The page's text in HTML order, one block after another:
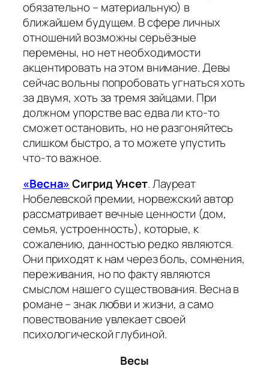
обязательно – материальную) в
ближайшем будущем. В сфере личных
отношений возможны серьёзные
перемены, но нет необходимости
акцентировать на этом внимание. Девы
сейчас вольны попробовать угнаться хоть
за двумя, хоть за тремя зайцами. При
должном упорстве вас едва ли кто-то
сможет остановить, но не разгоняйтесь
слишком быстро, а то можете упустить
что-то важное.
«Весна» Сигрид Унсет. Лауреат
Нобелевской премии, норвежский автор
рассматривает вечные ценности (дом,
семья, устроенность), которые, к
сожалению, данностью редко являются.
Они приходят к нам через боль, сомнения,
переживания, но по факту являются
смыслом нашего существования. Весна в
романе – знак любви и жизни, а само
повествование увлекает своей
психологической глубиной.
Весы